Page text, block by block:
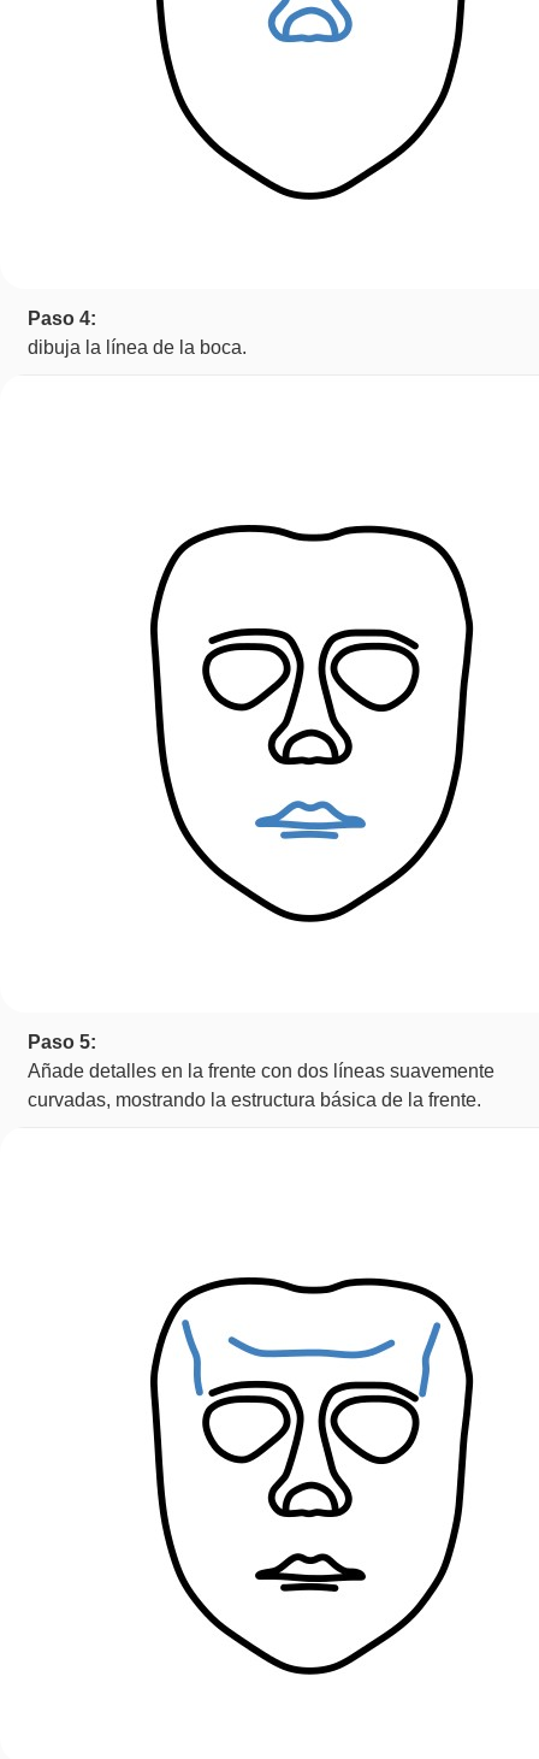
Paso 4:
dibuja la línea de la boca.
Paso 5:
Añade detalles en la frente con dos líneas suavemente
curvadas, mostrando la estructura básica de la frente.